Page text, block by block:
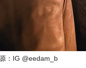
：IG @eedam_b